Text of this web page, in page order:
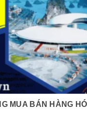
MUA BÁN HÀNG